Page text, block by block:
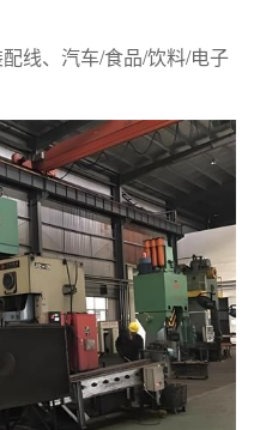
线、汽车/食品/饮料/电子